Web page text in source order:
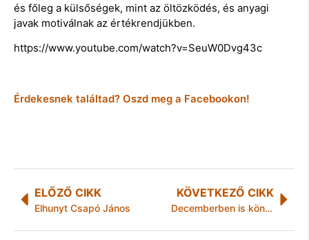
és főleg a külsőségek, mint az öltözködés, és anyagi
javak motiválnak az értékrendjükben.
https://www.youtube.com/watch?v=SeuW0Dvg43c
Érdekesnek találtad? Oszd meg a Facebookon!
ELŐZŐ CIKK
Elhunyt Csapó János
KÖVETKEZŐ CIKK
Decemberben is könyvtár